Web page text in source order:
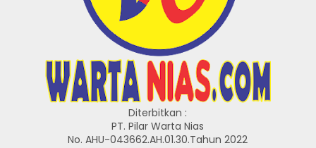
Diterbitkan :
PT. Pilar Warta Nias
No. AHU-043662.AH.01.30.Tahun 2022